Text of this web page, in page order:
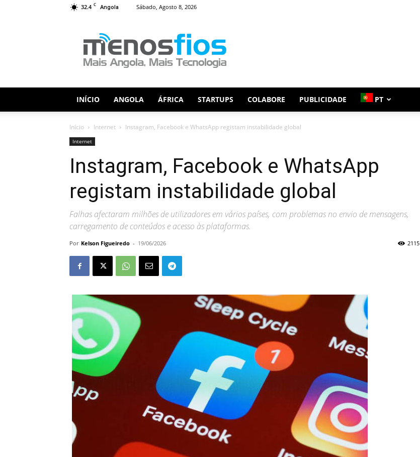
32.4 C Angola Sábado, Agosto 8, 2026
Fios
INÍCIO ANGOLA ÁFRICA STARTUPS COLABORE PUBLICIDADE PT
Início Internet Instagram, Facebook e WhatsApp registam instabilidade global
Internet
Instagram, Facebook e WhatsApp
registam instabilidade global
Falhas afectaram milhões de utilizadores em vários países, com problemas no envio de mensagens,
carregamento de conteúdos e acesso às plataformas.
Por Kelson Figueiredo - 19/06/2026 2115